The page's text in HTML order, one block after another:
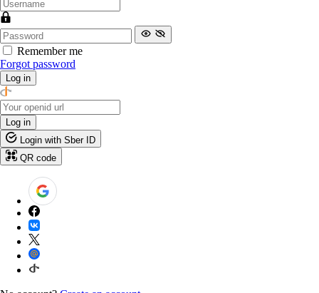
Remember me
Forgot password
Log in
Log in
Login with Sber ID
QR code